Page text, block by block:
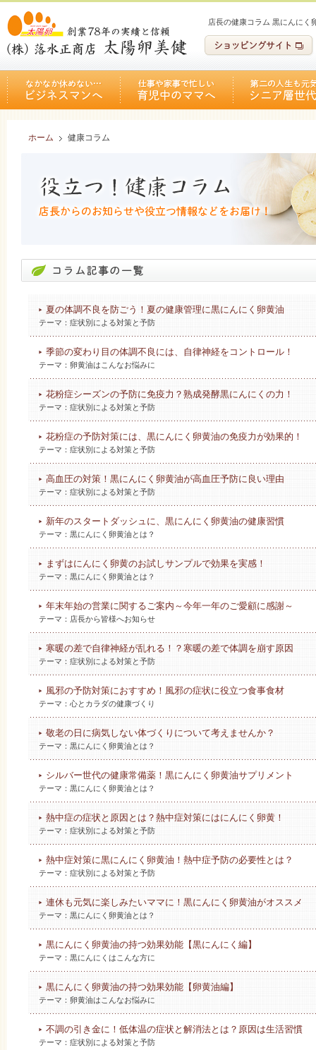
店長の健康コラム 黒にんにく
ホーム 健康コラム
夏の体調不良を防ごう！夏の健康管理に黒にんにく卵黄油
テーマ： 症状別による対策と予防
季節の変わり目の体調不良には、自律神経をコントロール！
テーマ： 卵黄油はこんなお悩みに
花粉症シーズンの予防に免疫力？熟成発酵黒にんにくの力！
テーマ： 症状別による対策と予防
花粉症の予防対策には、黒にんにく卵黄油の免疫力が効果的！
テーマ： 症状別による対策と予防
高血圧の対策！黒にんにく卵黄油が高血圧予防に良い理由
テーマ： 症状別による対策と予防
新年のスタートダッシュに、黒にんにく卵黄油の健康習慣
テーマ： 黒にんにく卵黄油とは？
まずはにんにく卵黄のお試しサンプルで効果を実感！
テーマ： 黒にんにく卵黄油とは？
年末年始の営業に関するご案内～今年一年のご愛顧に感謝～
テーマ： 店長から皆様へお知らせ
寒暖の差で自律神経が乱れる！？寒暖の差で体調を崩す原因
テーマ： 症状別による対策と予防
風邪の予防対策におすすめ！風邪の症状に役立つ食事食材
テーマ： 心とカラダの健康づくり
敬老の日に病気しない体づくりについて考えませんか？
テーマ： 黒にんにく卵黄油とは？
シルバー世代の健康常備薬！黒にんにく卵黄油サプリメント
テーマ： 黒にんにく卵黄油とは？
熱中症の症状と原因とは？熱中症対策にはにんにく卵黄！
テーマ： 症状別による対策と予防
熱中症対策に黒にんにく卵黄油！熱中症予防の必要性とは？
テーマ： 症状別による対策と予防
連休も元気に楽しみたいママに！黒にんにく卵黄油がオススメ
テーマ： 黒にんにく卵黄油とは？
黒にんにく卵黄油の持つ効果効能【黒にんにく編】
テーマ： 黒にんにくはこんな方に
黒にんにく卵黄油の持つ効果効能【卵黄油編】
テーマ： 卵黄油はこんなお悩みに
不調の引き金に！低体温の症状と解消法とは？原因は生活習慣
テーマ： 症状別による対策と予防